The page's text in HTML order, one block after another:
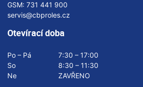
GSM: 731 441 900
servis@cbproles.cz
Otevírací doba
Po – Pá
7:30 – 17:00
So
8:30 – 11:30
Ne
ZAVŘENO